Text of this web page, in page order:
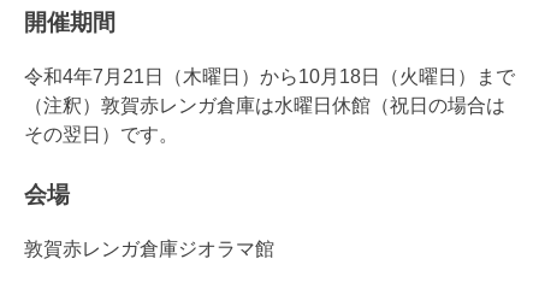
開催期間
令和4年7月21日（木曜日）から10月18日（火曜日）まで
（注釈）敦賀赤レンガ倉庫は水曜日休館（祝日の場合は
その翌日）です。
会場
敦賀赤レンガ倉庫ジオラマ館